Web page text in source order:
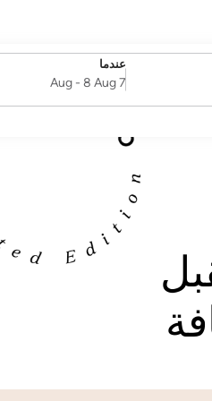
عندما
SelectDate
7 Aug
- 8 Aug